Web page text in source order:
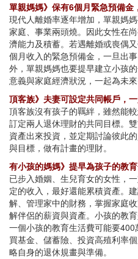
單親媽媽》保有6個月緊急預備金
現代人離婚率逐年增加，單親媽
家庭、事業兩頭燒。因此女性在
濟能力及積蓄。若遇離婚或喪偶
個月收入的緊急預備金，一旦出
外，單親媽媽也要提早建立小孩
意義與家庭經濟狀況，一起為未來
頂客族》夫妻可設定共同帳戶，
頂客族沒有孩子的羈絆，雖然能
訂定兩人退休理財的共同目標。
資產出來投資，並定期討論彼此
與目標，做有計畫的理財。
有小孩的媽媽》提早為孩子的教
已步入婚姻、生兒育女的女性，
定的收入，最好還能累積資產。
解、管理家中的財務，掌握家庭
解伴侶的薪資與資產。小孩的教
一個小孩的教育生活費可能要
買基金、儲蓄險、投資高殖利率
略自身的退休規畫與準備。